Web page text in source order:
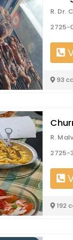
R. Dr.
2725-
93
R.
2725-
192